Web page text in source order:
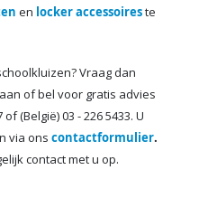
en locker accessoireste
Vraag dan
of bel voor gratis advies
(België) 03 - 226 5433. U
via ons contactformulier.
contact met u op.